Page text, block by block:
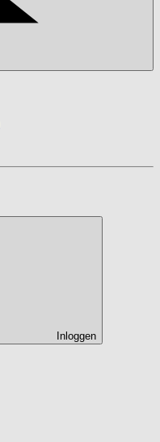
Inloggen